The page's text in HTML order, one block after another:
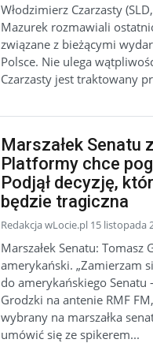
Włodzimierz Czarzasty
Mazurek rozmawiali
związane z bieżącymi
Polsce. Nie ulega
Czarzasty jest traktowany
Marszałek Senatu
Platformy chce
Podjął decyzję,
będzie tragiczna
Redakcja wLocie.pl 15 listopada
Marszałek Senatu: Tomasz
amerykański. „Zamierzam
do amerykańskiego Senatu
Grodzki na antenie RMF
wybrany na marszałka
umówić się ze spikerem...